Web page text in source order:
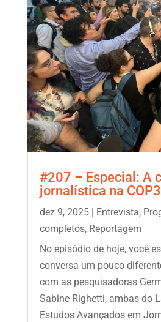
#207 – Especial: A
jornalística na
dez 9, 2025| Entrevista,
completos, Reportagem
No episódio de hoje, você
conversa um pouco
com as pesquisadoras
Sabine Righetti, ambas do
Estudos Avançados em